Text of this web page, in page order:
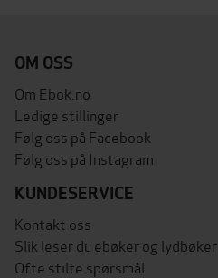
OM OSS
Om Ebok.no
Ledige stillinger
Følg oss på Facebook
Følg oss på Instagram
KUNDESERVICE
Kontakt oss
Slik leser du ebøker og lydbøker
Ofte stilte spørsmål